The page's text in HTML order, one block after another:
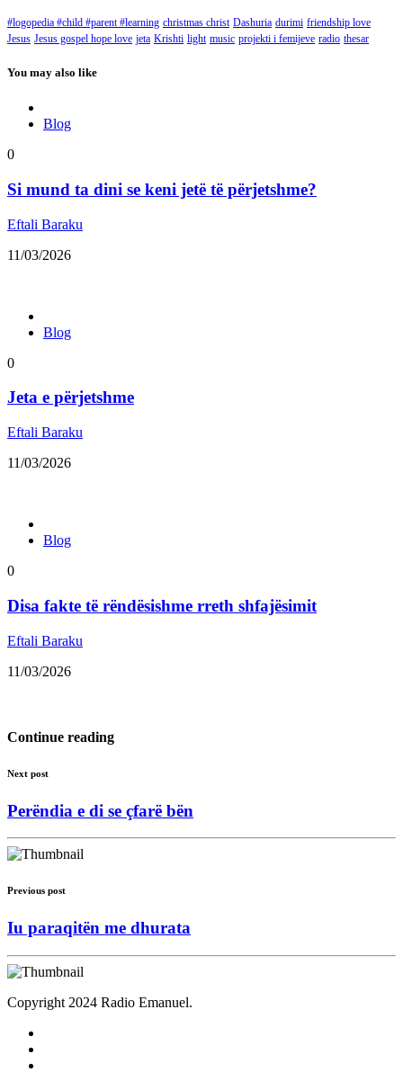
#logopedia #child #parent #learning christmas christ Dashuria durimi friendship love
Jesus Jesus gospel hope love jeta Krishti light music projekti i femijeve radio thesar
You may also like
Blog
0
Si mund ta dini se keni jetë të përjetshme?
Eftali Baraku
11/03/2026
Blog
0
Jeta e përjetshme
Eftali Baraku
11/03/2026
Blog
0
Disa fakte të rëndësishme rreth shfajësimit
Eftali Baraku
11/03/2026
Continue reading
Next post
Perëndia e di se çfarë bën
Previous post
Iu paraqitën me dhurata
Copyright 2024 Radio Emanuel.